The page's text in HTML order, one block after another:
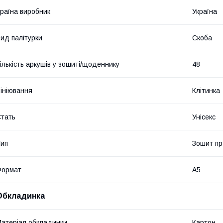
виробник Україна
палітурки Скоба
аркушів у зошиті/щоденнику 48
Клітинка
Унісекс
Зошит
A5